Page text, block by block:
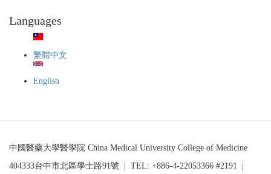
期
學
110
年
醫
學
研
Languages
繁體中文
English
中國醫藥大學醫學院 China Medical University College of Medicine
404333台中市北區學士路91號 | TEL: +886-4-22053366 #2191 |